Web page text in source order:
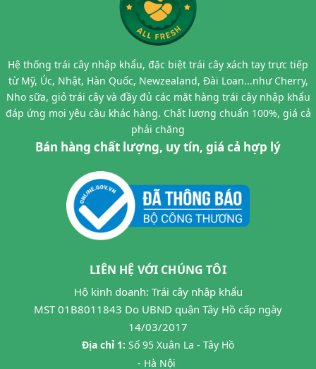
Hệ thống trái cây nhập khẩu, đặc biệt trái cây xách tay trực tiếp
từ Mỹ, Úc, Nhật, Hàn Quốc, Newzealand, Đài Loan...như Cherry,
Nho sữa, giỏ trái cây và đầy đủ các mặt hàng trái cây nhập khẩu
đáp ứng mọi yêu cầu khác hàng. Chất lượng chuẩn 100%, giá cả
phải chăng
Bán hàng chất lượng, uy tín, giá cả hợp lý
LIÊN HỆ VỚI CHÚNG TÔI
Hộ kinh doanh: Trái cây nhập khẩu
MST 01B8011843 Do UBND quận Tây Hồ cấp ngày
14/03/2017
Địa chỉ 1: Số 95 Xuân La - Tây Hồ
- Hà Nội